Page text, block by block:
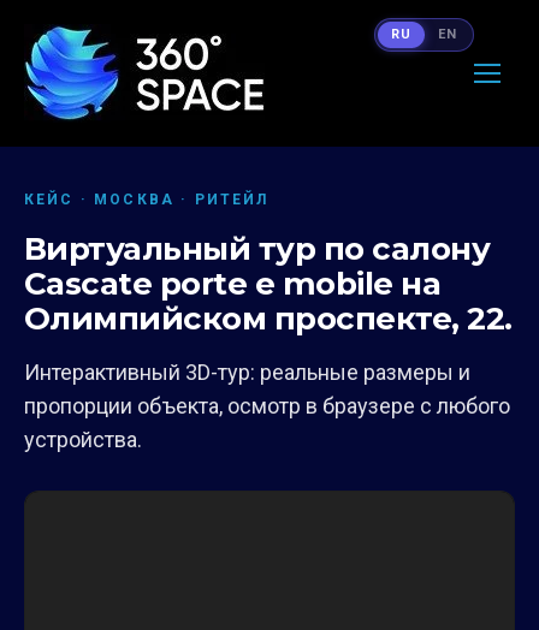
КЕЙС · МОСКВА · РИТЕЙЛ
Виртуальный тур по салону
Cascate porte e mobile на
Олимпийском проспекте, 22.
Интерактивный 3D-тур: реальные размеры и
пропорции объекта, осмотр в браузере с любого
устройства.
RU EN